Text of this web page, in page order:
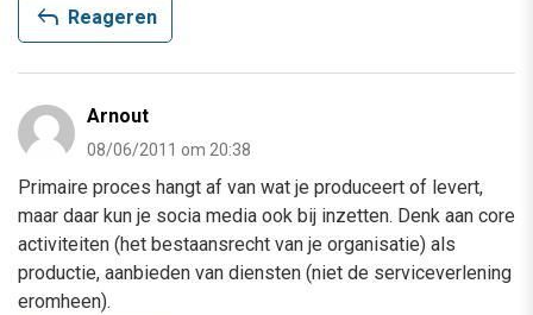
reply Reageren
Arnout
08/06/2011 om 20:38
Primaire proces hangt af van wat je produceert of levert,
maar daar kun je socia media ook bij inzetten. Denk aan core
activiteiten (het bestaansrecht van je organisatie) als
productie, aanbieden van diensten (niet de serviceverlening
eromheen).